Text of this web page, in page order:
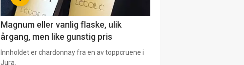
Magnum eller vanlig flaske, ulik
årgang, men like gunstig pris
Innholdet er chardonnay fra en av toppcruene i
Jura.